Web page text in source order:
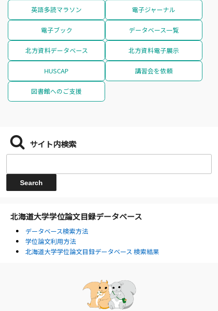
英語多読マラソン 電子ジャーナル
電子ブック データベース一覧
北方資料データベース 北方資料電子展示
HUSCAP 講習会を依頼
図書館へのご支援
サイト内検索
北海道大学学位論文目録データベース
データベース検索方法
学位論文利用方法
北海道大学学位論文目録データベース 検索結果